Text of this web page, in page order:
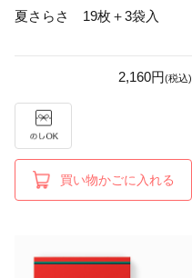
夏さらさ 19枚＋3袋入
2,160円(税込)
買い物かごに入れる